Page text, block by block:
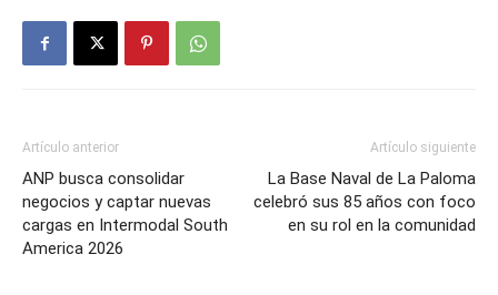
Artículo anterior
ANP busca consolidar
negocios y captar nuevas
cargas en Intermodal South
America 2026
Artículo siguiente
La Base Naval de La Paloma
celebró sus 85 años con foco
en su rol en la comunidad